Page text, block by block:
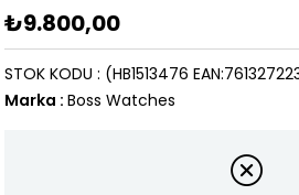
₺9.800,00
(HB1513476
STOK KODU
Marka : Boss Watches